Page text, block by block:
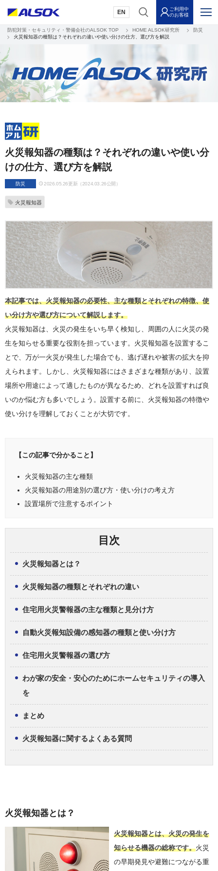
EN
ご利用中
のお客様
防犯対策・セキュリティ・警備会社のALSOK TOP HOME ALSOK研究所
防災
火災報知器の種類は？それぞれの違いや使い分けの仕方、選び方を解説
火災報知器の種類は？それぞれの違いや使い分
けの仕方、選び方を解説
防災 2026.05.26更新（2024.03.26公開）
火災報知器
本記事では、火災報知器の必要性、主な種類とそれぞれの特徴、使
い分け方や選び方について解説します。
火災報知器は、火災の発生をいち早く検知し、周囲の人に火災の発
生を知らせる重要な役割を担っています。火災報知器を設置するこ
とで、万が一火災が発生した場合でも、逃げ遅れや被害の拡大を抑
えられます。しかし、火災報知器にはさまざまな種類があり、設置
場所や用途によって適したものが異なるため、どれを設置すれば良
いのか悩む方も多いでしょう。設置する前に、火災報知器の特徴や
使い分けを理解しておくことが大切です。
【この記事で分かること】
火災報知器の主な種類
火災報知器の用途別の選び方・使い分けの考え方
設置場所で注意するポイント
目次
火災報知器とは？
火災報知器の種類とそれぞれの違い
住宅用火災警報器の主な種類と見分け方
自動火災報知設備の感知器の種類と使い分け方
住宅用火災警報器の選び方
わが家の安全・安心のためにホームセキュリティの導入
を
まとめ
火災報知器に関するよくある質問
火災報知器とは？
火災報知器とは、火災の発生を
知らせる機器の総称です。火災
の早期発見や避難につながる重